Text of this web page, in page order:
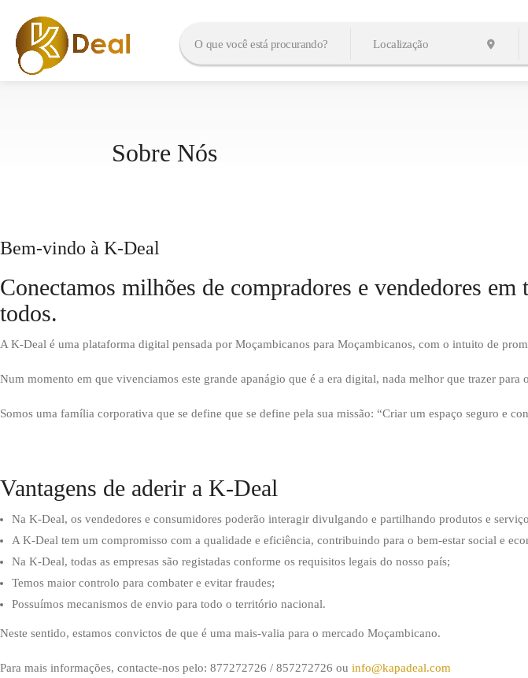
Sobre Nós
Bem-vindo à K-Deal
Conectamos milhões de compradores e vendedores
todos.
A K-Deal é uma plataforma digital pensada por Moçambicanos para Moçambicanos, com o intuito de
Num momento em que vivenciamos este grande apanágio que é a era digital, nada melhor que trazer para
Somos uma família corporativa que se define que se define pela sua missão: “Criar um espaço seguro e
Vantagens de aderir a K-Deal
Na K-Deal, os vendedores e consumidores poderão interagir divulgando e partilhando produtos e
A K-Deal tem um compromisso com a qualidade e eficiência, contribuindo para o bem-estar social e
Na K-Deal, todas as empresas são registadas conforme os requisitos legais do nosso país;
Temos maior controlo para combater e evitar fraudes;
Possuímos mecanismos de envio para todo o território nacional.
Neste sentido, estamos convictos de que é uma mais-valia para o mercado Moçambicano.
Para mais informações, contacte-nos pelo: 877272726 / 857272726 ou info@kapadeal.com